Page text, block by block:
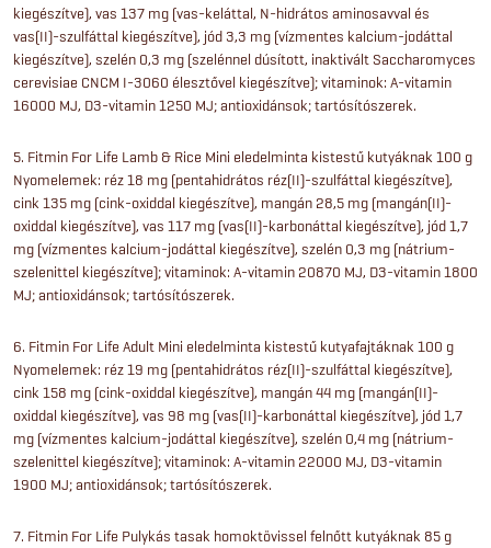
kiegészítve), vas 137 mg (vas-keláttal, N-hidrátos aminosavval és
vas(II)-szulfáttal kiegészítve), jód 3,3 mg (vízmentes kalcium-jodáttal
kiegészítve), szelén 0,3 mg (szelénnel dúsított, inaktivált Saccharomyces
cerevisiae CNCM I-3060 élesztővel kiegészítve); vitaminok: A-vitamin
16000 MJ, D3-vitamin 1250 MJ; antioxidánsok; tartósítószerek.
5. Fitmin For Life Lamb & Rice Mini eledelminta kistestű kutyáknak 100 g
Nyomelemek: réz 18 mg (pentahidrátos réz(II)-szulfáttal kiegészítve),
cink 135 mg (cink-oxiddal kiegészítve), mangán 28,5 mg (mangán(II)-
oxiddal kiegészítve), vas 117 mg (vas(II)-karbonáttal kiegészítve), jód 1,7
mg (vízmentes kalcium-jodáttal kiegészítve), szelén 0,3 mg (nátrium-
szelenittel kiegészítve); vitaminok: A-vitamin 20870 MJ, D3-vitamin 1800
MJ; antioxidánsok; tartósítószerek.
6. Fitmin For Life Adult Mini eledelminta kistestű kutyafajtáknak 100 g
Nyomelemek: réz 19 mg (pentahidrátos réz(II)-szulfáttal kiegészítve),
cink 158 mg (cink-oxiddal kiegészítve), mangán 44 mg (mangán(II)-
oxiddal kiegészítve), vas 98 mg (vas(II)-karbonáttal kiegészítve), jód 1,7
mg (vízmentes kalcium-jodáttal kiegészítve), szelén 0,4 mg (nátrium-
szelenittel kiegészítve); vitaminok: A-vitamin 22000 MJ, D3-vitamin
1900 MJ; antioxidánsok; tartósítószerek.
7. Fitmin For Life Pulykás tasak homoktövissel felnőtt kutyáknak 85 g